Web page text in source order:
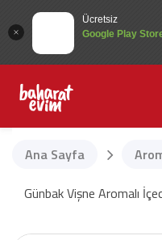
Ücretsiz
Google Play
Ana Sayfa
Günbak Vişne Aromalı